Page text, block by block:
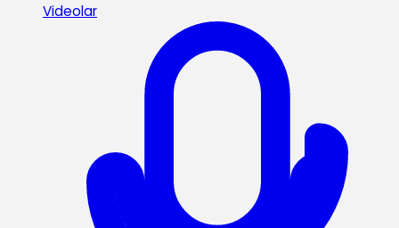
Videolar